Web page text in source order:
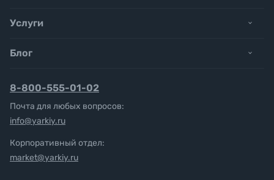
Услуги
Блог
8-800-555-01-02
Почта для любых вопросов:
info@yarkiy.ru
Корпоративный отдел:
market@yarkiy.ru